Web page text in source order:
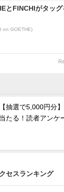
とFINCHIがタッ
on GOETHE)
【抽選で5,000円分
当たる！読者アンケ
セスランキング